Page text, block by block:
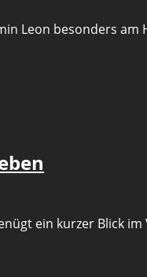
Leon besonders am
ein kurzer Blick im